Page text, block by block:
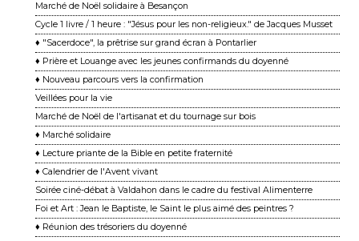
Marché de Noël solidaire à Besançon
Cycle 1 livre / 1 heure : "Jésus pour les non-religieux." de Jacques Musset
♦ "Sacerdoce", la prêtrise sur grand écran à Pontarlier
♦ Prière et Louange avec les jeunes confirmands du doyenné
♦ Nouveau parcours vers la confirmation
Veillées pour la vie
Marché de Noël de l'artisanat et du tournage sur bois
♦ Marché solidaire
♦ Lecture priante de la Bible en petite fraternité
♦ Calendrier de l'Avent vivant
Soirée ciné-débat à Valdahon dans le cadre du festival Alimenterre
Foi et Art : Jean le Baptiste, le Saint le plus aimé des peintres ?
♦ Réunion des trésoriers du doyenné